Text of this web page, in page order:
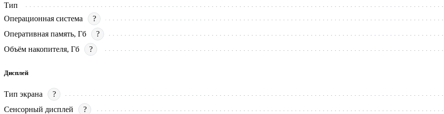
Тип
Операционная система
?
Оперативная память, Гб
?
Объём накопителя, Гб
?
Дисплей
Тип экрана
?
Сенсорный дисплей
?